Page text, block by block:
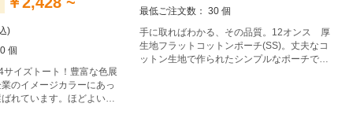
)
個
サイズトート！豊富な色展
のイメージカラーにあっ
れています。ほどよい厚
最低ご注文数： 30 個
手に取ればわかる、その品質。12オンス 厚
生地フラットコットンポーチ(SS)。丈夫なコ
ットン生地で作られたシンプルなポーチで